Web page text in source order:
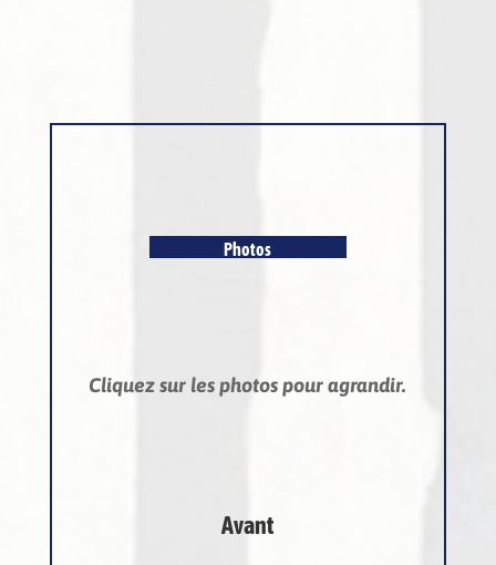
Photos
Cliquez sur les photos pour agrandir.
Avant